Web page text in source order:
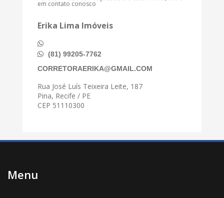
em contato conosco
Erika Lima Imóveis
(81) 99205-7762
CORRETORAERIKA@GMAIL.COM
Rua José Luís Teixeira Leite, 187
Pina, Recife / PE
CEP 51110300
Menu